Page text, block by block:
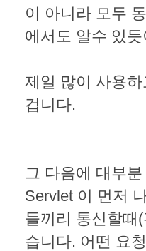
이 아니라 모두
에서도 알수 있듯
제일 많이 사용
겁니다.
그 다음에 대부
Servlet 이 먼저
들끼리 통신할때
습니다. 어떤 요